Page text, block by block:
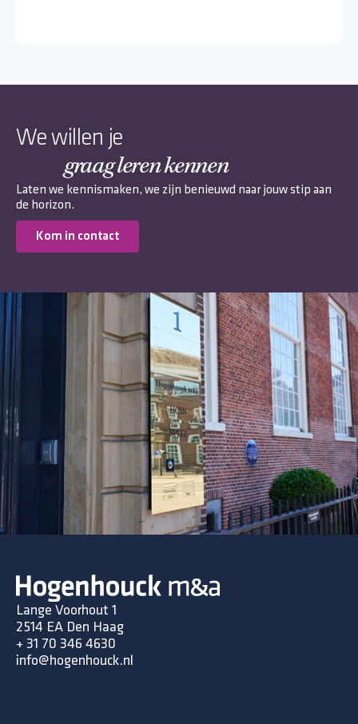
We willen je
graag leren kennen
Laten we kennismaken, we zijn benieuwd naar jouw stip aan
de horizon.
Kom in contact
Lange Voorhout 1
2514 EA Den Haag
+ 31 70 346 4630
info@hogenhouck.nl